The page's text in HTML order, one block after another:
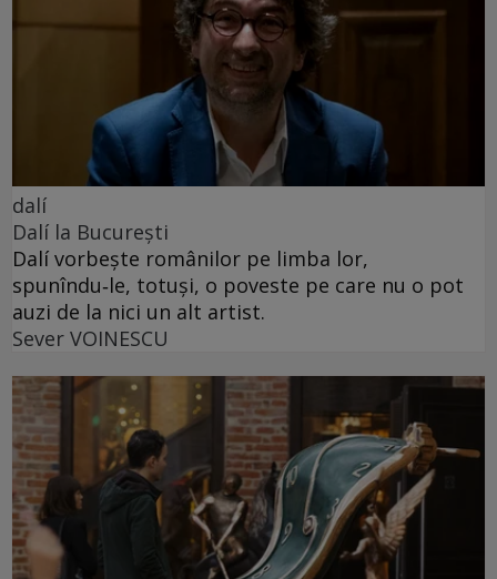
dalí
Dalí la București
Dalí vorbește românilor pe limba lor,
spunîndu‑le, totuși, o poveste pe care nu o pot
auzi de la nici un alt artist.
Sever VOINESCU